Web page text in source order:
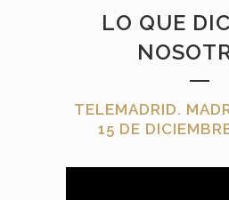
LO QUE
TELEMADRID.
15 DE